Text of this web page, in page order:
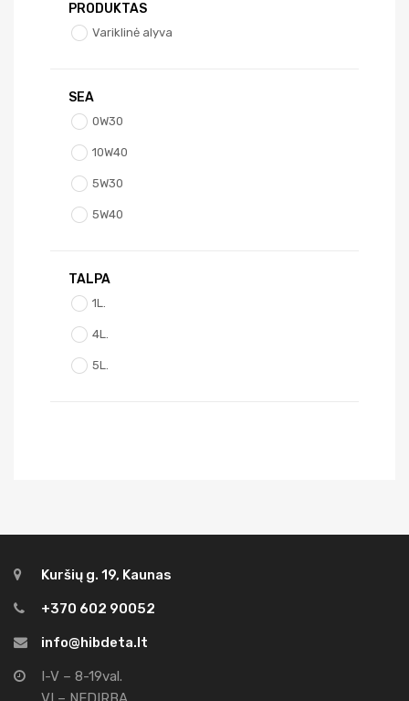
PRODUKTAS
Variklinė alyva
SEA
0W30
10W40
5W30
5W40
TALPA
1L.
4L.
5L.
Kuršių g. 19, Kaunas
+370 602 90052
info@hibdeta.lt
I-V – 8-19val.